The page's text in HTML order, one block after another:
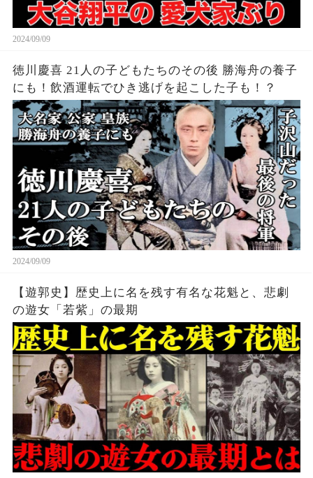
2024/09/09
徳川慶喜 21人の子どもたちのその後 勝海舟の養子
にも！飲酒運転でひき逃げを起こした子も！？
2024/09/09
【遊郭史】歴史上に名を残す有名な花魁と、悲劇
の遊女「若紫」の最期